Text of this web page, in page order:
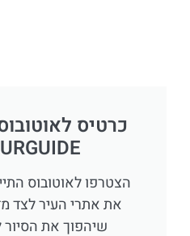
כרטיס
הצטרפו לאוטובוס
את אתרי העיר לצד
שיהפוך את הסיור